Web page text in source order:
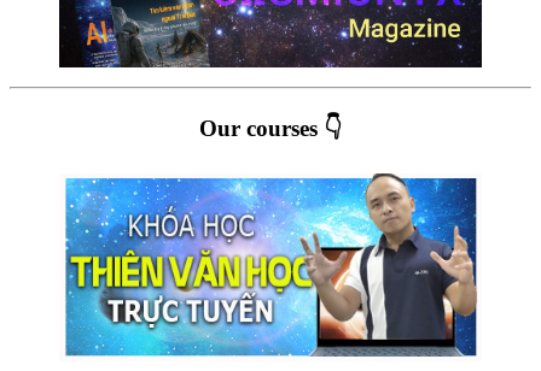
Our courses 👇